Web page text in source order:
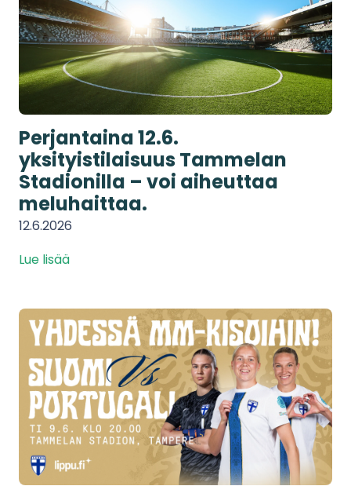
Perjantaina 12.6.
yksityistilaisuus Tammelan
Stadionilla – voi aiheuttaa
meluhaittaa.
12.6.2026
Lue lisää